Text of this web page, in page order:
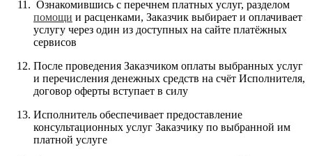
Ознакомившись с перечнем платных услуг, разделом
помощи и расценками, Заказчик выбирает и оплачивает
услугу через один из доступных на сайте платёжных
сервисов
После проведения Заказчиком оплаты выбранных услуг
и перечисления денежных средств на счёт Исполнителя,
договор оферты вступает в силу
Исполнитель обеспечивает предоставление
консультационных услуг Заказчику по выбранной им
платной услуге